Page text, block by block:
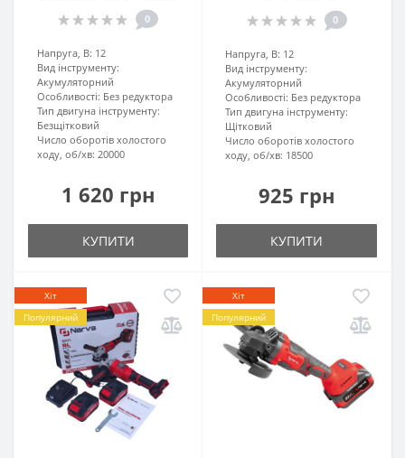
0
Напруга, В: 12
Вид інструменту:
Акумуляторний
Особливості: Без редуктора
Тип двигуна інструменту:
Безщітковий
Число оборотів холостого
ходу, об/хв: 20000
1 620 грн
КУПИТИ
0
Напруга, В: 12
Вид інструменту:
Акумуляторний
Особливості: Без редуктора
Тип двигуна інструменту:
Щітковий
Число оборотів холостого
ходу, об/хв: 18500
925 грн
КУПИТИ
Хіт
Популярний
Хіт
Популярний